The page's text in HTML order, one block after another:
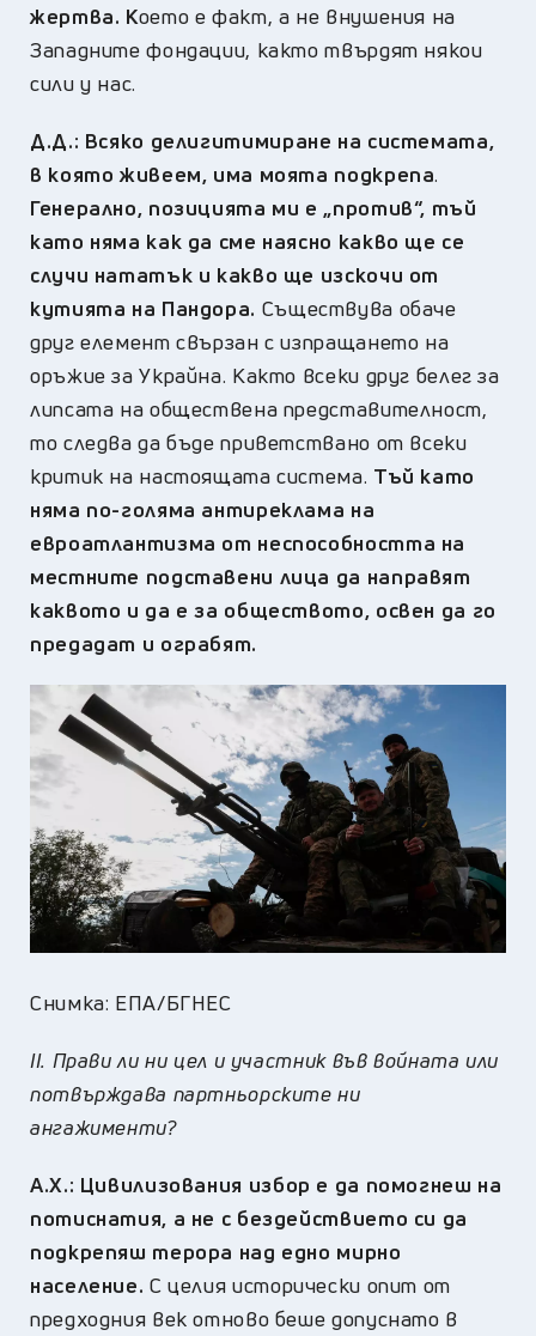
жертва. Което е факт, а не внушения на
Западните фондации, както твърдят някои
сили у нас.
Д.Д.: Всяко делигитимиране на системата,
в която живеем, има моята подкрепа.
Генерално, позицията ми е „против“, тъй
като няма как да сме наясно какво ще се
случи нататък и какво ще изскочи от
кутията на Пандора. Съществува обаче
друг елемент свързан с изпращането на
оръжие за Украйна. Както всеки друг белег за
липсата на общественa представителност,
то следва да бъде приветствано от всеки
критик на настоящата система. Тъй като
няма по-голяма антиреклама на
евроатлантизма от неспособността на
местните подставени лица да направят
каквото и да е за обществото, освен да го
предадат и ограбят.
Снимка: ЕПА/БГНЕС
II. Прави ли ни цел и участник във войната или
потвърждава партньорските ни
ангажименти?
А.Х.: Цивилизования избор е да помогнеш на
потиснатия, а не с бездействието си да
подкрепяш терора над едно мирно
население. С целия исторически опит от
предходния век отново беше допуснато в